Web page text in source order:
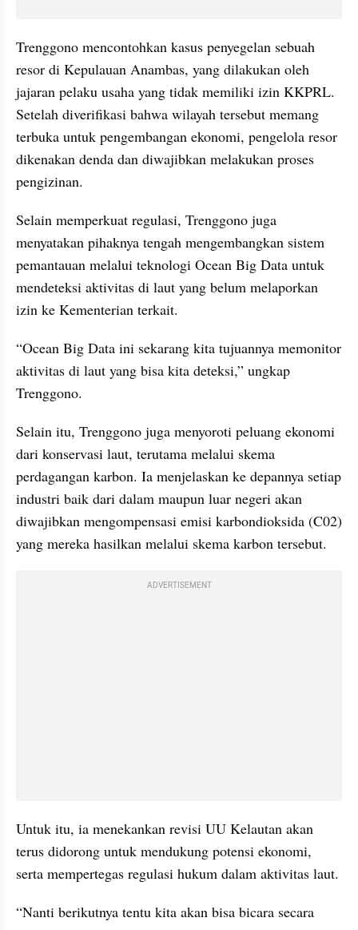
Trenggono mencontohkan kasus penyegelan sebuah
resor di Kepulauan Anambas, yang dilakukan oleh
jajaran pelaku usaha yang tidak memiliki izin KKPRL.
Setelah diverifikasi bahwa wilayah tersebut memang
terbuka untuk pengembangan ekonomi, pengelola resor
dikenakan denda dan diwajibkan melakukan proses
pengizinan.
Selain memperkuat regulasi, Trenggono juga
menyatakan pihaknya tengah mengembangkan sistem
pemantauan melalui teknologi Ocean Big Data untuk
mendeteksi aktivitas di laut yang belum melaporkan
izin ke Kementerian terkait.
“Ocean Big Data ini sekarang kita tujuannya memonitor
aktivitas di laut yang bisa kita deteksi,” ungkap
Trenggono.
Selain itu, Trenggono juga menyoroti peluang ekonomi
dari konservasi laut, terutama melalui skema
perdagangan karbon. Ia menjelaskan ke depannya setiap
industri baik dari dalam maupun luar negeri akan
diwajibkan mengompensasi emisi karbondioksida (C02)
yang mereka hasilkan melalui skema karbon tersebut.
ADVERTISEMENT
Untuk itu, ia menekankan revisi UU Kelautan akan
terus didorong untuk mendukung potensi ekonomi,
serta mempertegas regulasi hukum dalam aktivitas laut.
“Nanti berikutnya tentu kita akan bisa bicara secara